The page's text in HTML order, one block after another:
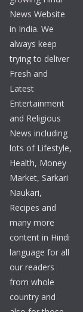
News Website
in India. We
always keep
trying to deliver
Fresh and
Latest
Entertainment
and Religious
News including
lots of Lifestyle,
Health, Money
Market, Sarkari
Naukari,
Recipes and
many more
content in Hindi
language for all
our readers
from whole
country and